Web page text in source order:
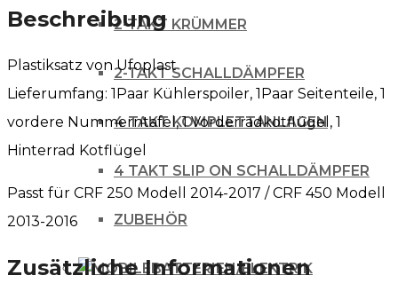
2-TAKT KRÜMMER
2-TAKT SCHALLDÄMPFER
4 TAKT KOMPLETTANLAGEN
4 TAKT SLIP ON SCHALLDÄMPFER
ZUBEHÖR
BATTERIEN/ELEKTRIK
13-
/
pink
Menge
Beschreibung
Plastiksatz von Ufoplast
Lieferumfang: 1Paar Kühlerspoiler, 1Paar Seitenteile, 1
vordere Nummerntafel, 1 Vorderradkotflügel, 1
Hinterrad Kotflügel
Passt für CRF 250 Modell 2014-2017 / CRF 450 Modell
2013-2016
Zusätzliche Informationen